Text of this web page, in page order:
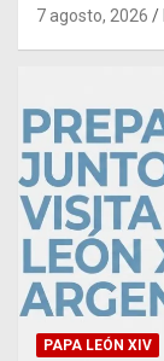
7 agosto, 2026
PAPA LEÓN XIV